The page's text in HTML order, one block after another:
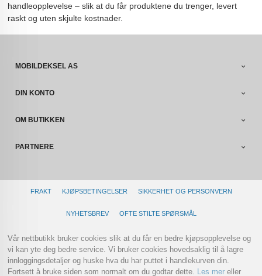
handleopplevelse – slik at du får produktene du trenger, levert
raskt og uten skjulte kostnader.
MOBILDEKSEL AS
DIN KONTO
OM BUTIKKEN
PARTNERE
FRAKT KJØPSBETINGELSER SIKKERHET OG PERSONVERN
NYHETSBREV OFTE STILTE SPØRSMÅL
Vår nettbutikk bruker cookies slik at du får en bedre kjøpsopplevelse og
vi kan yte deg bedre service. Vi bruker cookies hovedsaklig til å lagre
innloggingsdetaljer og huske hva du har puttet i handlekurven din.
Fortsett å bruke siden som normalt om du godtar dette. Les mer eller